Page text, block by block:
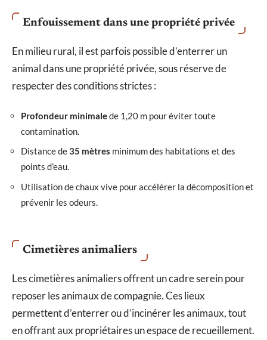
Enfouissement dans une propriété privée
En milieu rural, il est parfois possible d’enterrer un
animal dans une propriété privée, sous réserve de
respecter des conditions strictes :
Profondeur minimalede 1,20 m pour éviter toute
contamination.
Distance de35 mètres minimum des habitations et des
points d’eau.
Utilisation de chaux vive pour accélérer la décomposition et
prévenir les odeurs.
Cimetières animaliers
Les cimetières animaliers offrent un cadre serein pour
reposer les animaux de compagnie. Ces lieux
permettent d’enterrer ou d’incinérer les animaux, tout
en offrant aux propriétaires un espace de recueillement.